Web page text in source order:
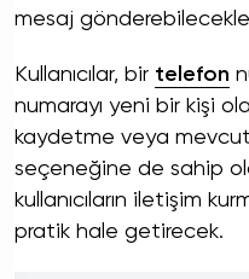
mesaj
Kullanıcılar, bir telefon
numarayı yeni bir kişi
kaydetme veya
seçeneğine de sahip
kullanıcıların iletişim
pratik hale getirecek.